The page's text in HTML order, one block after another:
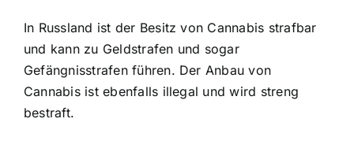
In Russland ist der Besitz von Cannabis strafbar
und kann zu Geldstrafen und sogar
Gefängnisstrafen führen. Der Anbau von
Cannabis ist ebenfalls illegal und wird streng
bestraft.